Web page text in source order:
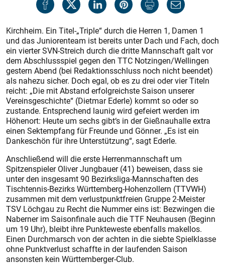
Kirchheim. Ein Titel-„Triple“ durch die Herren 1, Damen 1
und das Juniorenteam ist bereits unter Dach und Fach, doch
ein vierter SVN-Streich durch die dritte Mannschaft galt vor
dem Abschlussspiel gegen den TTC Notzingen/Wellingen
gestern Abend (bei Redaktionsschluss noch nicht beendet)
als nahezu sicher. Doch egal, ob es zu drei oder vier Titeln
reicht: „Die mit Abstand erfolgreichste Saison unserer
Vereinsgeschichte“ (Dietmar Ederle) kommt so oder so
zustande. Entsprechend launig wird gefeiert werden im
Höhenort: Heute um sechs gibt‘s in der Gießnauhalle extra
einen Sektempfang für Freunde und Gönner. „Es ist ein
Dankeschön für ihre Unterstützung“, sagt Ederle.
Anschließend will die erste Herrenmannschaft um
Spitzenspieler Oliver Jungbauer (41) beweisen, dass sie
unter den insgesamt 90 Bezirksliga-Mannschaften des
Tischtennis-Bezirks Württemberg-Hohenzollern (TTVWH)
zusammen mit dem verlustpunktfreien Gruppe 2-Meister
TSV Löchgau zu Recht die Nummer eins ist: Bezwingen die
Naberner im Saisonfinale auch die TTF Neuhausen (Beginn
um 19 Uhr), bleibt ihre Punkteweste ebenfalls makellos.
Einen Durchmarsch von der achten in die siebte Spielklasse
ohne Punktverlust schaffte in der laufenden Saison
ansonsten kein Württemberger-Club.